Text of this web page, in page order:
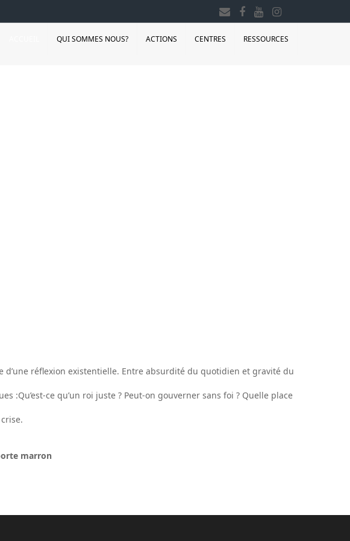
QUI SOMMES NOUS? ACTIONS CENTRES RESSOURCES
réflexion existentielle. Entre absurdité du quotidien et gravité du
:Qu’est-ce qu’un roi juste ? Peut-on gouverner sans foi ? Quelle place
marron